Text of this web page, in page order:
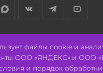
Разработано:Авалон
файлы cookie и
ООО «ЯНДЕКС» и ООО
и порядок